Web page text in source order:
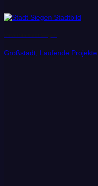
Großstadt, Laufende Projekte